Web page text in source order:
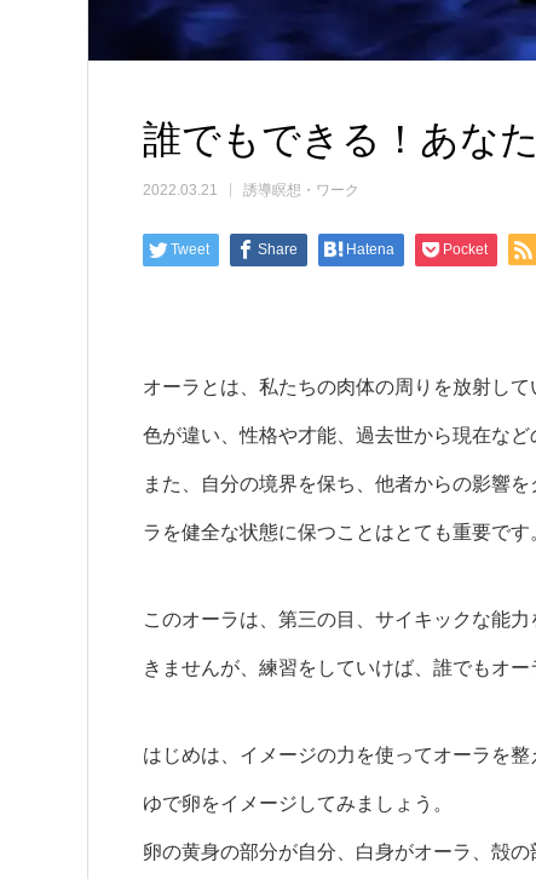
誰でもできる！あな
2022.03.21 誘導瞑想・ワーク
Tweet Share Hatena Pocket
オーラとは、私たちの肉体の周りを放射し
色が違い、性格や才能、過去世から現在など
また、自分の境界を保ち、他者からの影響
ラを健全な状態に保つことはとても重要です
このオーラは、第三の目、サイキックな能
きませんが、練習をしていけば、誰でもオ
はじめは、イメージの力を使ってオーラを整
ゆで卵をイメージしてみましょう。
卵の黄身の部分が自分、白身がオーラ、殻の